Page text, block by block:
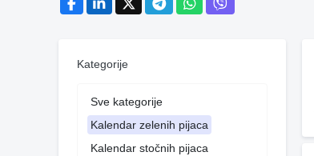
Kategorije
Sve kategorije
Kalendar zelenih pijaca
Kalendar stočnih pijaca